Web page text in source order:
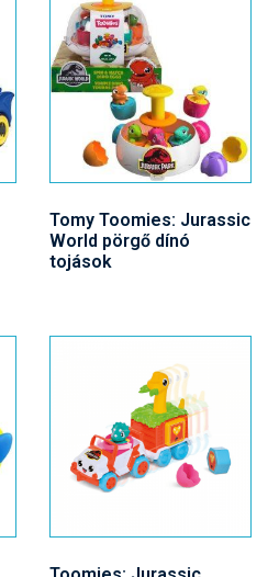
Tomy Toomies: Jurassic
World pörgő dínó
tojások